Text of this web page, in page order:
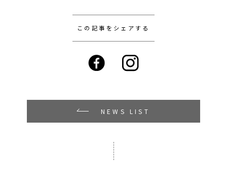
この記事をシェアする
NEWS LIST